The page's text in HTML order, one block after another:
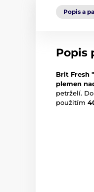
Popis a
Popis
Brit Fresh
plemen
petrželí.
použitím